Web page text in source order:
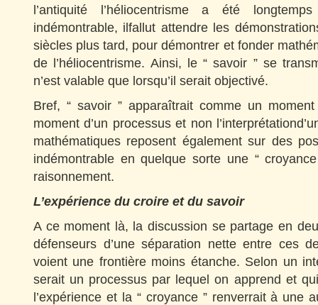
l’antiquité l’héliocentrisme a été
indémontrable, ilfallut attendre les
siècles plus tard, pour démontrer et fonder
de l’héliocentrisme. Ainsi, le “ savoir ” se
n’est valable que lorsqu’il serait objectivé.
Bref, “ savoir ” apparaîtrait comme un
moment d’un processus et non
mathématiques reposent également sur des
indémontrable en quelque sorte une “
raisonnement.
L’expérience du croire et du savoir
A ce moment là, la discussion se partage en
défenseurs d’une séparation nette entre ces
voient une frontière moins étanche. Selon un
serait un processus par lequel on apprend et
l’expérience et la “ croyance ” renverrait à une